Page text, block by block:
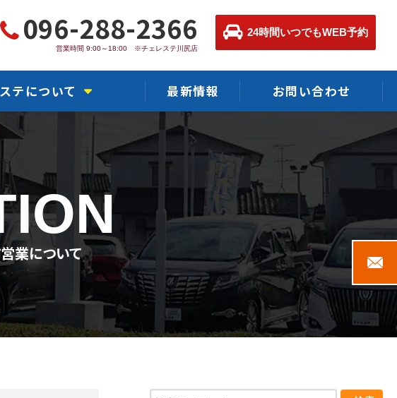
096-288-2366
営業時間 9:00～18:00 ※チェレステ川尻店
24時間いつでもWEB予約
テについて
レステ川尻店
テ熊本インター店
レステ浜線店
ステ保田窪店
レステ力合店
レステ人吉店
ギャラリー
最新情報 お問い合わせ
業について